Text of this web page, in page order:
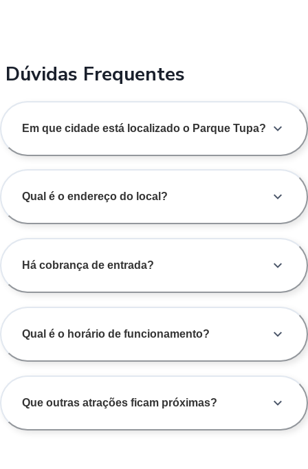
Dúvidas Frequentes
Em que cidade está localizado o Parque Tupa?
Qual é o endereço do local?
Há cobrança de entrada?
Qual é o horário de funcionamento?
Que outras atrações ficam próximas?